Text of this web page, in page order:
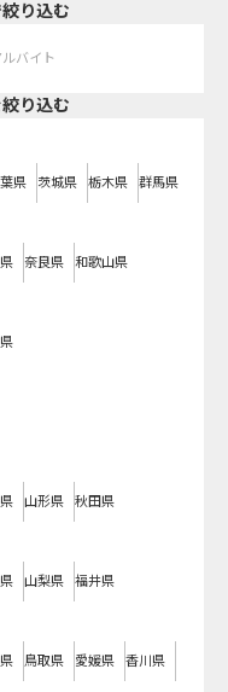
り込む
バイト
り込む
県 茨城県 栃木県 群馬県
奈良県 和歌山県
山形県 秋田県
山梨県 福井県
鳥取県 愛媛県 香川県